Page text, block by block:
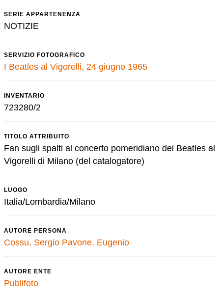
SERIE APPARTENENZA
NOTIZIE
SERVIZIO FOTOGRAFICO
I Beatles al Vigorelli, 24 giugno 1965
INVENTARIO
723280/2
TITOLO ATTRIBUITO
Fan sugli spalti al concerto pomeridiano dei Beatles al
Vigorelli di Milano (del catalogatore)
LUOGO
Italia/Lombardia/Milano
AUTORE PERSONA
Cossu, Sergio Pavone, Eugenio
AUTORE ENTE
Publifoto